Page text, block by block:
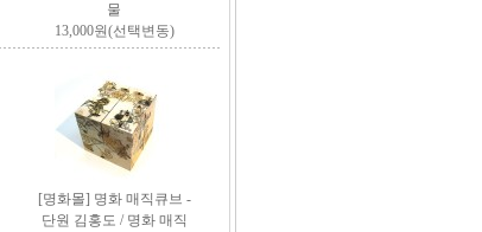
물
13,000원(선택변동)
[명화몰] 명화 매직큐브 -
단원 김홍도 / 명화 매직